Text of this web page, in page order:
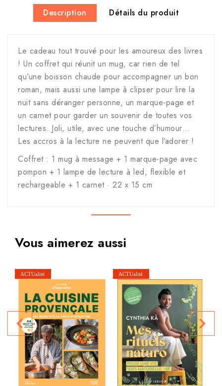
Description Détails du produit
Le cadeau tout trouvé pour les amoureux des livres
! Un coffret qui réunit un mug, car rien de tel
qu’une boisson chaude pour accompagner un bon
roman, mais aussi une lampe à clipser pour lire la
nuit sans déranger personne, un marque-page et
un carnet pour garder un souvenir de toutes vos
lectures. Joli, utile, avec une touche d’humour…
Les accros à la lecture ne peuvent que l’adorer !
Coffret : 1 mug à message + 1 marque-page avec
pompon + 1 lampe de lecture à led, flexible et
rechargeable + 1 carnet · 22 x 15 cm
Vous aimerez aussi
navigate_before navigate_next